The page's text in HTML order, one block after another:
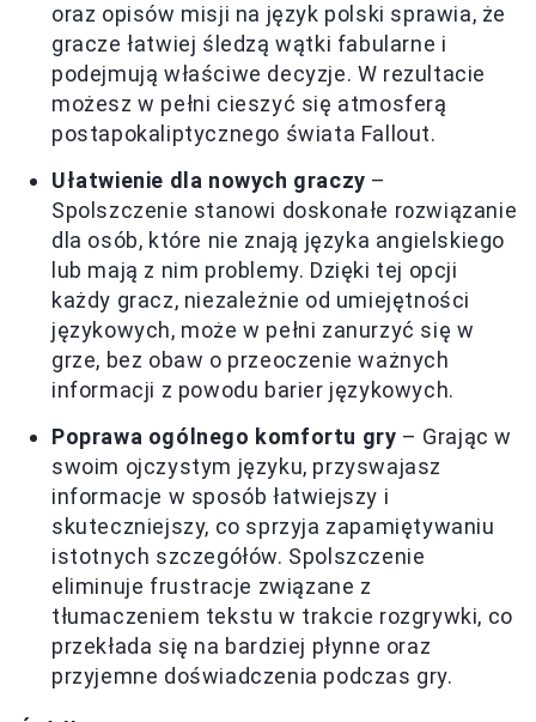
oraz opisów misji na język polski sprawia, że
gracze łatwiej śledzą wątki fabularne i
podejmują właściwe decyzje. W rezultacie
możesz w pełni cieszyć się atmosferą
postapokaliptycznego świata Fallout.
Ułatwienie dla nowych graczy –
Spolszczenie stanowi doskonałe rozwiązanie
dla osób, które nie znają języka angielskiego
lub mają z nim problemy. Dzięki tej opcji
każdy gracz, niezależnie od umiejętności
językowych, może w pełni zanurzyć się w
grze, bez obaw o przeoczenie ważnych
informacji z powodu barier językowych.
Poprawa ogólnego komfortu gry – Grając w
swoim ojczystym języku, przyswajasz
informacje w sposób łatwiejszy i
skuteczniejszy, co sprzyja zapamiętywaniu
istotnych szczegółów. Spolszczenie
eliminuje frustracje związane z
tłumaczeniem tekstu w trakcie rozgrywki, co
przekłada się na bardziej płynne oraz
przyjemne doświadczenia podczas gry.